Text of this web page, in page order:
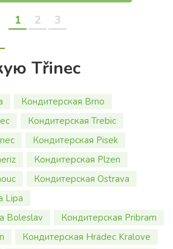
1 2 3
Třinec
Кондитерская Brno
Кондитерская Trebic
Кондитерская Pisek
Кондитерская Plzen
Кондитерская Ostrava
Lipa
Boleslav
Кондитерская Pribram
Кондитерская Hradec Kralove